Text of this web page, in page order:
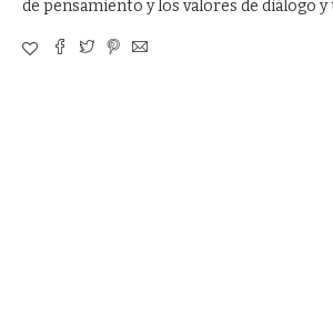
de pensamiento y los valores de diálogo